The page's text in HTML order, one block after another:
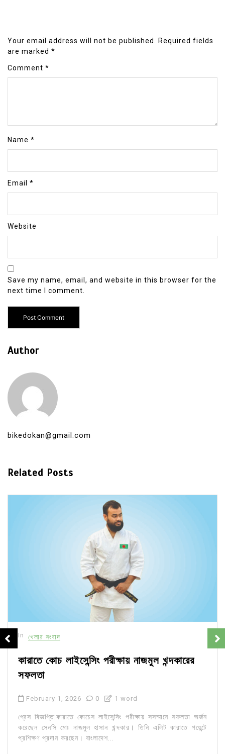
Your email address will not be published.
Required fields
are marked *
Comment *
Name *
Email *
Website
Save my name, email, and website in this browser for the
next time I comment.
Author
bikedokan@gmail.com
Related Posts
In খেলার সংবাদ
কারাতে কোচ লাইসেন্সিং পরীক্ষায় নাজমুল খন্দকারের
সফলতা
February 1, 2026 0 1 word
প্রেস বিজ্ঞপ্তি:কারাতে কোচেস লাইসেন্সিং পরীক্ষায় সসম্মানে সফলতা অর্জন
করেছেন সেনসি মোঃ নাজমুল হাসান খন্দকার। তিনি এলিট কারাতে পয়েন্টে
প্রশিক্ষণ প্রদান করছেন। বাংলাদেশ...